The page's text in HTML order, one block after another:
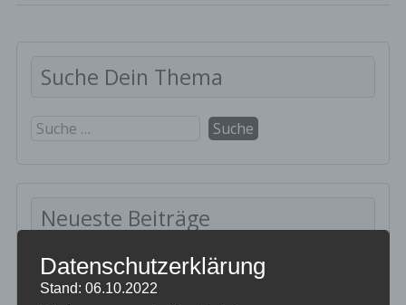
Suche Dein Thema
Suche
Neueste Beiträge
Frankreich 2022
Clever gelöst…DER PINÖPEL
Datenschutzerklärung
Stand: 06.10.2022